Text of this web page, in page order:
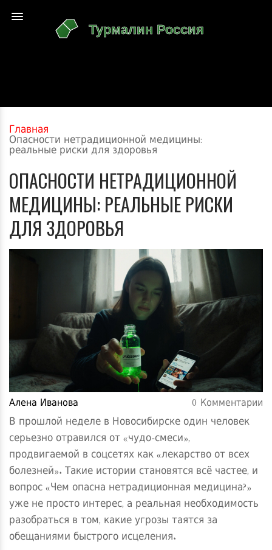
Главная
Опасности нетрадиционной медицины:
реальные риски для здоровья
ОПАСНОСТИ НЕТРАДИЦИОННОЙ
МЕДИЦИНЫ: РЕАЛЬНЫЕ РИСКИ
ДЛЯ ЗДОРОВЬЯ
Алена Иванова 0 Комментарии
В прошлой неделе в Новосибирске один человек
серьезно отравился от «чудо‑смеси»,
продвигаемой в соцсетях как «лекарство от всех
болезней». Такие истории становятся всё частее, и
вопрос «Чем опасна нетрадиционная медицина?»
уже не просто интерес, а реальная необходимость
разобраться в том, какие угрозы таятся за
обещаниями быстрого исцеления.